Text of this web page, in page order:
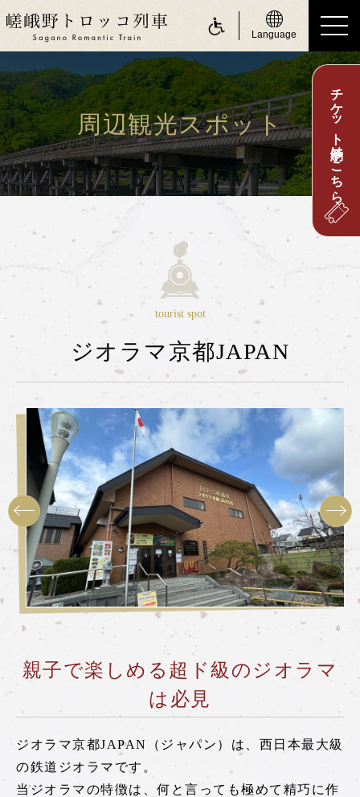
Language
ride a Sagano Romantic Train
トロッコに乗る
運行日のご案内
時刻表のご案内
座席のご案内
お身体の不自由なお客さまへ
嵯峨野トロッコについて
嵯峨野トロッコ列車とは
季節ごとの楽しみ方
ツアー紹介
よくあるご質問
お知らせ
station information
各駅情報
各駅情報一覧
トロッコ嵯峨駅
トロッコ嵐山駅
tourist attractions
周辺観光スポット
チケット予約はこちら
周辺観光スポット
tourist spot
ジオラマ京都JAPAN
親子で楽しめる超ド級のジオラマ
は必見
ジオラマ京都JAPAN（ジャパン）は、西日本最大級
の鉄道ジオラマです。
当ジオラマの特徴は、何と言っても極めて精巧に作